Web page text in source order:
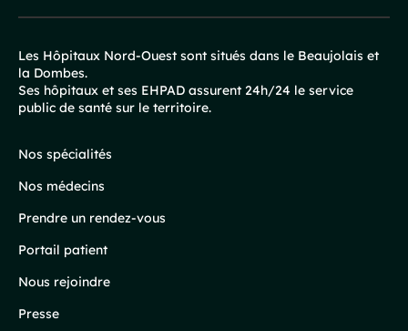
Pied
de
page
Les Hôpitaux Nord-Ouest sont situés dans le Beaujolais et
la Dombes.
Ses hôpitaux et ses EHPAD assurent 24h/24 le service
public de santé sur le territoire.
Nos spécialités
Nos médecins
Prendre un rendez-vous
Portail patient
Nous rejoindre
Presse